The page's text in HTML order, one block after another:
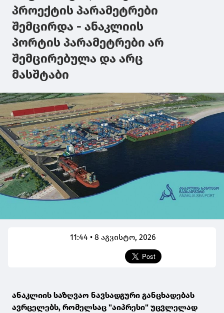
პროექტის პარამეტრები
შემცირდა - ანაკლიის
პორტის პარამეტრები არ
შემცირებულა და არც
მასშტაბი
11:44 • 8 აგვისტო, 2026
ანაკლიის საზღვაო ნავსადგური განცხადებას
ავრცელებს, რომელსაც "აიპრესი" უცვლელად